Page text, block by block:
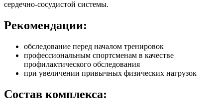
сердечно-сосудистой системы.
Рекомендации:
обследование перед началом тренировок
профессиональным спортсменам в качестве
профилактического обследования
при увеличении привычных физических нагрузок
Состав комплекса: